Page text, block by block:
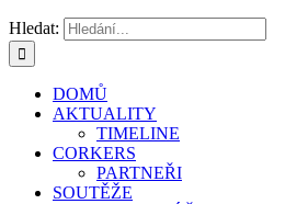
Hledat:
DOMŮ
AKTUALITY
TIMELINE
CORKERS
PARTNEŘI
SOUTĚŽE